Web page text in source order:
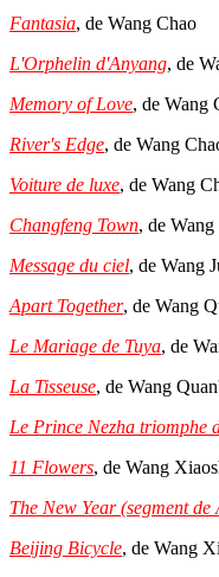
Fantasia, de Wang Chao
L'Orphelin d'Anyang, de
Memory of Love, de Wang
River's Edge, de Wang
Voiture de luxe, de Wang
Changfeng Town, de Wang
Message du ciel, de Wang
Apart Together, de Wang
Le Mariage de Tuya, de
La Tisseuse, de Wang
Le Prince Nezha triomphe
11 Flowers, de Wang
The New Year (segment de
Beijing Bicycle, de Wang